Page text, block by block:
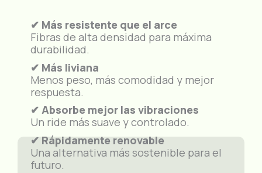
✔ Más resistente que el arce
Fibras de alta densidad para máxima
durabilidad.
✔ Más liviana
Menos peso, más comodidad y mejor
respuesta.
✔ Absorbe mejor las vibraciones
Un ride más suave y controlado.
✔ Rápidamente renovable
Una alternativa más sostenible para el
futuro.